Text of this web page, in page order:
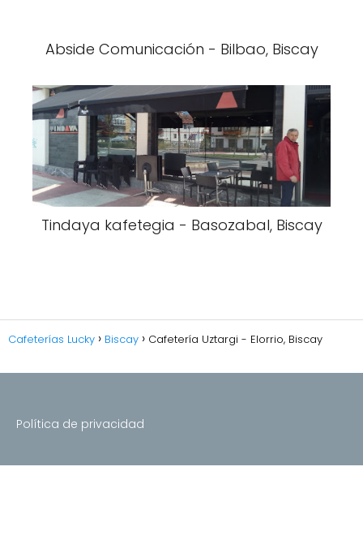
Abside Comunicación - Bilbao, Biscay
Tindaya kafetegia - Basozabal, Biscay
Cafeterías Lucky Biscay Cafetería Uztargi - Elorrio, Biscay
Política de privacidad